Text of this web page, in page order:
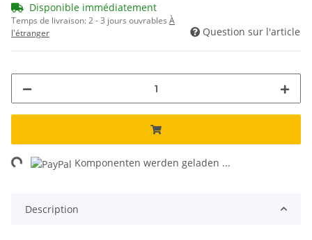
Disponible immédiatement
Temps de livraison:2 - 3 jours ouvrables À
l'étranger
Question sur l'article
Komponenten werden geladen ...
Description